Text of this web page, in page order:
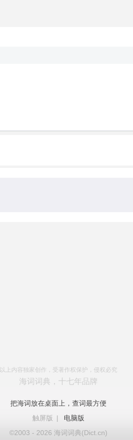
以上内容独家创作，受著作权保护，侵权必究
海词词典，十七年品牌
把海词放在桌面上，查词最方便
触屏版
|
电脑版
©2003 - 2026 海词词典(Dict.cn)